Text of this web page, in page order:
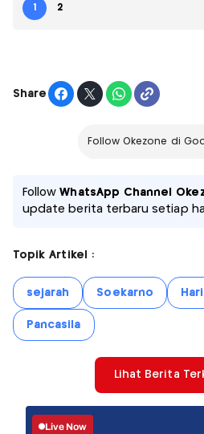
1 2
Share
Follow Okezone di
FollowWhatsApp Channel
update berita terbaru setiap
Topik Artikel :
sejarah Soekarno
Pancasila
Lihat Berita
Live Now